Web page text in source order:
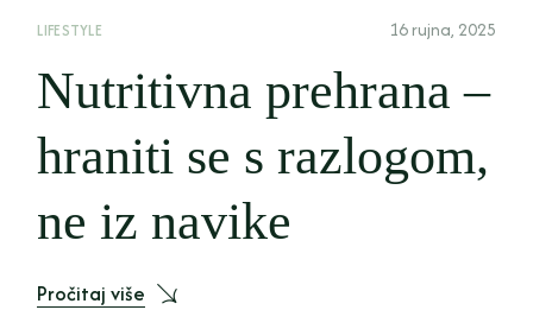
LIFESTYLE 16 rujna, 2025
Nutritivna prehrana –
hraniti se s razlogom,
ne iz navike
Pročitaj više